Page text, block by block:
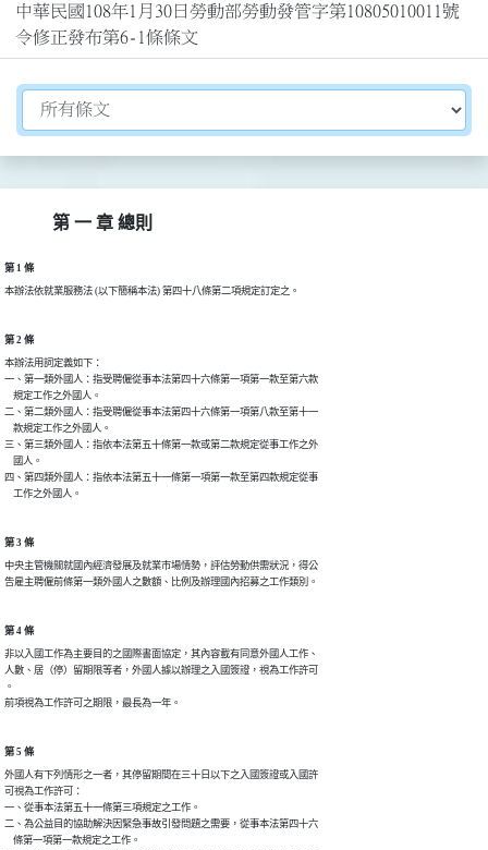
中華民國108年1月30日勞動部勞動發管字第10805010011號
令修正發布第6-1條條文
切換選擇法規資訊內容
第 一 章 總則
第 1 條
本辦法依就業服務法 (以下簡稱本法) 第四十八條第二項規定訂定之。
第 2 條
本辦法用詞定義如下：
一、第一類外國人：指受聘僱從事本法第四十六條第一項第一款至第六款
    規定工作之外國人。
二、第二類外國人：指受聘僱從事本法第四十六條第一項第八款至第十一
    款規定工作之外國人。
三、第三類外國人：指依本法第五十條第一款或第二款規定從事工作之外
    國人。
四、第四類外國人：指依本法第五十一條第一項第一款至第四款規定從事
    工作之外國人。
第 3 條
中央主管機關就國內經濟發展及就業市場情勢，評估勞動供需狀況，得公
告雇主聘僱前條第一類外國人之數額、比例及辦理國內招募之工作類別。
第 4 條
非以入國工作為主要目的之國際書面協定，其內容載有同意外國人工作、
人數、居（停）留期限等者，外國人據以辦理之入國簽證，視為工作許可
。
前項視為工作許可之期限，最長為一年。
第 5 條
外國人有下列情形之一者，其停留期間在三十日以下之入國簽證或入國許
可視為工作許可：
一、從事本法第五十一條第三項規定之工作。
二、為公益目的協助解決因緊急事故引發問題之需要，從事本法第四十六
    條第一項第一款規定之工作。